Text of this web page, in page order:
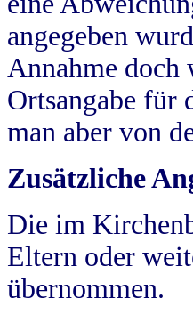
angegeben
Annahme
Ortsangabe für
man aber von
Zusätzliche
Die im
Eltern oder
übernommen.